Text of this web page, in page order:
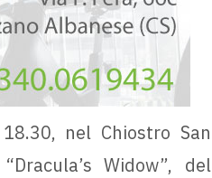
nel Chiostro San
Widow”, del